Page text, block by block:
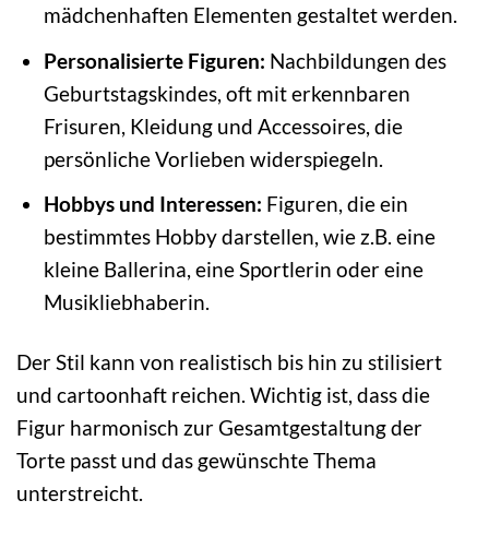
mädchenhaften Elementen gestaltet werden.
Personalisierte Figuren: Nachbildungen des
Geburtstagskindes, oft mit erkennbaren
Frisuren, Kleidung und Accessoires, die
persönliche Vorlieben widerspiegeln.
Hobbys und Interessen: Figuren, die ein
bestimmtes Hobby darstellen, wie z.B. eine
kleine Ballerina, eine Sportlerin oder eine
Musikliebhaberin.
Der Stil kann von realistisch bis hin zu stilisiert
und cartoonhaft reichen. Wichtig ist, dass die
Figur harmonisch zur Gesamtgestaltung der
Torte passt und das gewünschte Thema
unterstreicht.